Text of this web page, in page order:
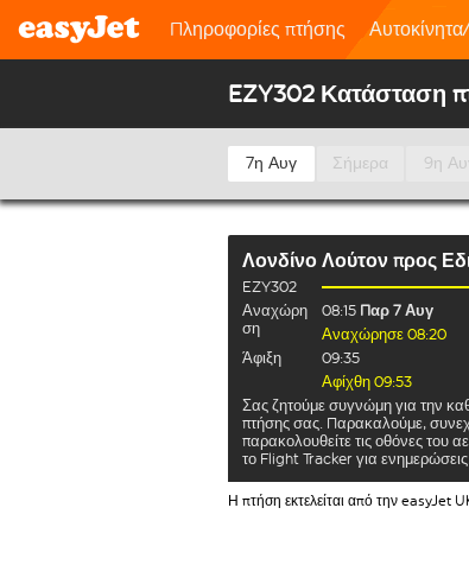
Πληροφορίες πτήσης
EZY302 Κατάσταση
7η Αυγ Σήμερα 9η
Λονδίνο Λούτον προς
EZY302
Αναχώρη
ση
08:15 Παρ 7 Αυγ
Αναχώρησε 08:20
Άφιξη
09:35
Αφίχθη 09:53
Σας ζητούμε συγνώμη για την
πτήσης σας. Παρακαλούμε,
παρακολουθείτε τις οθόνες του
το Flight Tracker για
Η πτήση εκτελείται από την easyJet